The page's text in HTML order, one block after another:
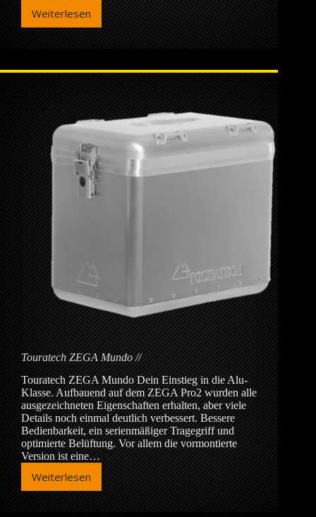
Weiterlesen
Touratech
PRO
Touratech ZEGA Mundo
Touratech ZEGA Mundo Dein Einstieg in die Alu-
Klasse. Aufbauend auf dem ZEGA Pro2 wurden alle
ausgezeichneten Eigenschaften erhalten, aber viele
Details noch einmal deutlich verbessert. Bessere
Bedienbarkeit, ein serienmäßiger Tragegriff und
optimierte Belüftung. Vor allem die vormontierte
Version ist eine…
Weiterlesen
Touratech
Mundo